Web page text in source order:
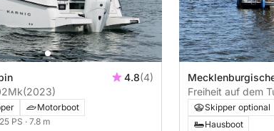
4.8(4)
(2023)
Motorboot
PS · 7.8 m
Kleinseenplatte
Freiheit auf dem
derSkipper optional
Hausboot